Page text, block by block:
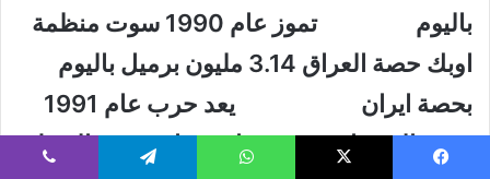
باليوم تموز عام 1990 سوت منظمة
اوبك حصة العراق 3.14 مليون برميل باليوم
بحصة ايران يعد حرب عام 1991
وتدير المنشات وتدميرها وحصار تصدير النفط